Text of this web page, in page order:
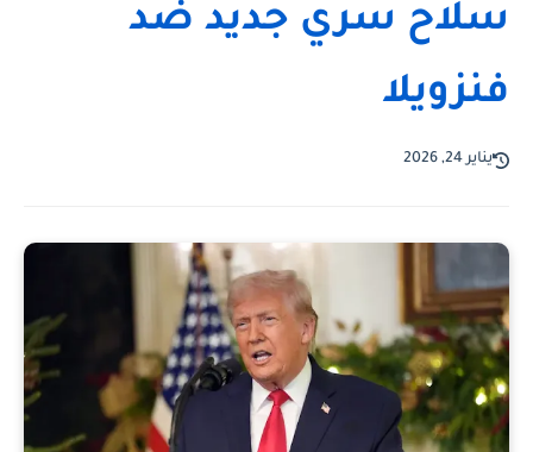
سلاح سري جديد ضد
فنزويلا
يناير 24, 2026